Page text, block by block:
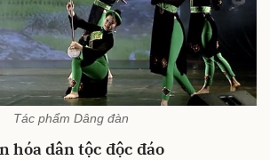
Tác phẩm Dâng đàn
hóa dân tộc độc đáo